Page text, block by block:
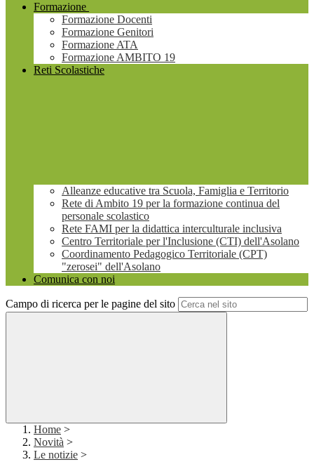
Formazione
Formazione Docenti
Formazione Genitori
Formazione ATA
Formazione AMBITO 19
Reti Scolastiche
Alleanze educative tra Scuola, Famiglia e Territorio
Rete di Ambito 19 per la formazione continua del
personale scolastico
Rete FAMI per la didattica interculturale inclusiva
Centro Territoriale per l'Inclusione (CTI) dell'Asolano
Coordinamento Pedagogico Territoriale (CPT)
"zerosei" dell'Asolano
Comunica con noi
Campo di ricerca per le pagine del sito
Home >
Novità >
Le notizie >